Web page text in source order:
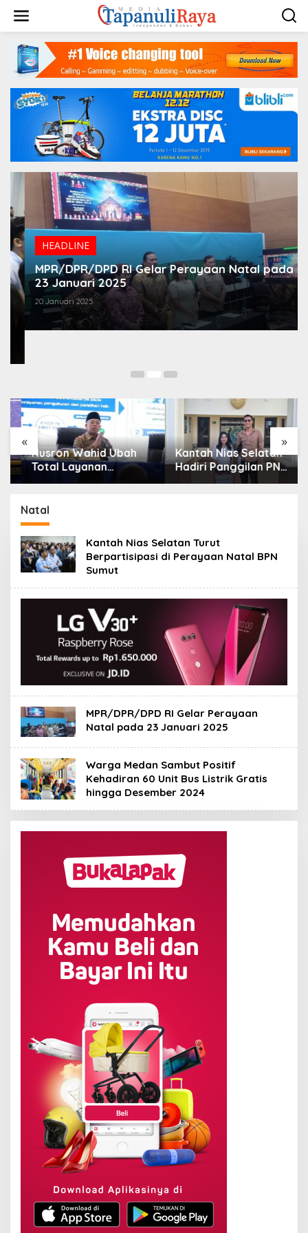
konten
HEADLINE
MPR/DPR/DPD RI Gelar Perayaan Natal pada
23 Januari 2025
20 Januari 2025
« »
Nusron Wahid Ubah
Total Layanan
Rampung Maksimal 10
Hari
Kantah Nias Selatan
Hadiri Panggilan PN
Gunungsitoli Terkait
Natal
Kantah Nias Selatan Turut
Berpartisipasi di Perayaan Natal BPN
Sumut
MPR/DPR/DPD RI Gelar Perayaan
Natal pada 23 Januari 2025
Warga Medan Sambut Positif
Kehadiran 60 Unit Bus Listrik Gratis
hingga Desember 2024